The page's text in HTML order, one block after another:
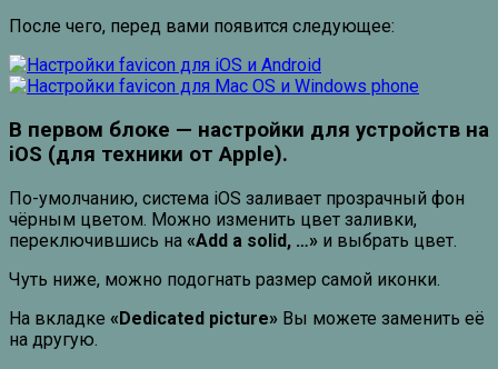
После чего, перед вами появится следующее:
В первом блоке — настройки для устройств на
iOS (для техники от Apple).
По-умолчанию, система iOS заливает прозрачный фон
чёрным цветом. Можно изменить цвет заливки,
переключившись на «Add a solid, …» и выбрать цвет.
Чуть ниже, можно подогнать размер самой иконки.
На вкладке «Dedicated picture» Вы можете заменить её
на другую.